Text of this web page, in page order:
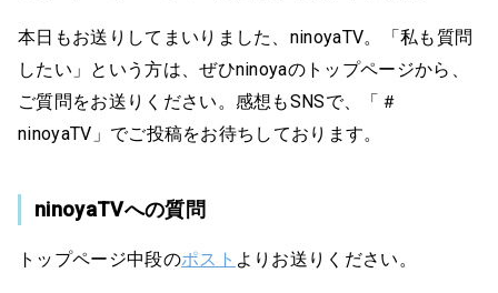
本日もお送りしてまいりました、ninoyaTV。「私も質問
したい」という方は、ぜひninoyaのトップページから、
ご質問をお送りください。感想もSNSで、「＃
ninoyaTV」でご投稿をお待ちしております。
ninoyaTVへの質問
トップページ中段のポスト よりお送りください。